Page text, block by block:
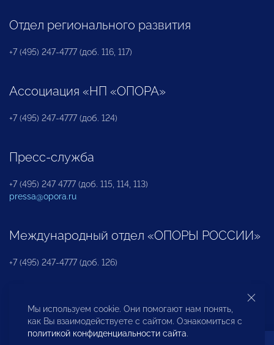
Отдел регионального развития
+7 (495) 247-4777 (доб. 116, 117)
Ассоциация «НП «ОПОРА»
+7 (495) 247-4777 (доб. 124)
Пресс-служба
+7 (495) 247 4777 (доб. 115, 114, 113)
pressa@opora.ru
Международный отдел «ОПОРЫ РОССИИ»
+7 (495) 247-4777 (доб. 126)
Бюро по защите прав предпринимателей и
инвесторов
Мы используем cookie. Они помогают нам понять,
как Вы взаимодействуете с сайтом. Ознакомиться с
политикой конфиденциальности сайта.